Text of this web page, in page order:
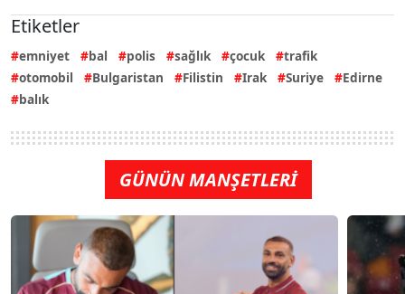
Etiketler
emniyet bal polis sağlık çocuk
trafik
otomobil
Bulgaristan Filistin Irak Suriye
Edirne
balık
GÜNÜN MANŞETLERİ